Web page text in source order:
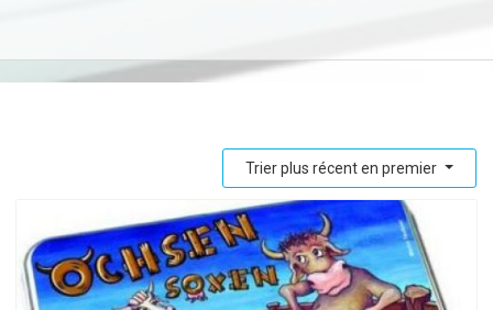
Trier plus récent en premier